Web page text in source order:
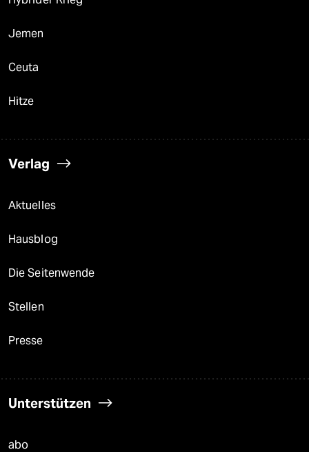
Jemen
Ceuta
Hitze
Verlag
Aktuelles
Hausblog
Die Seitenwende
Stellen
Presse
Unterstützen
abo